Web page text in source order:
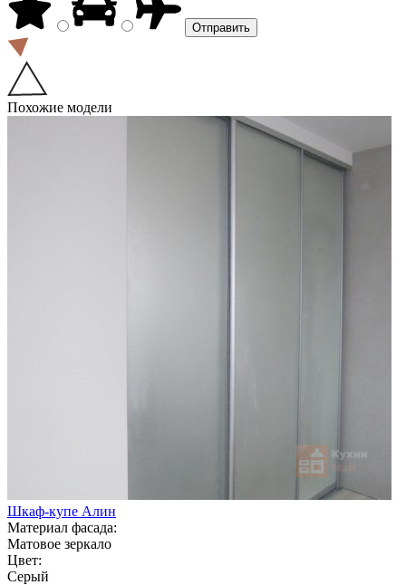
Похожие модели
Шкаф-купе Алин
Материал фасада:
Матовое зеркало
Цвет:
Серый